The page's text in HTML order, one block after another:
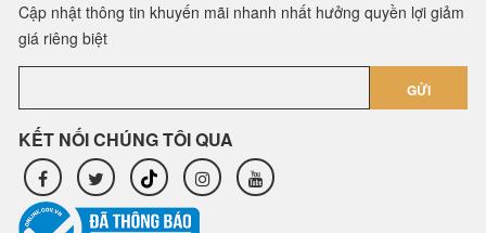
Cập nhật thông tin khuyến mãi nhanh nhất hưởng quyền lợi giảm
giá riêng biệt
GỬI
KẾT NỐI CHÚNG TÔI QUA